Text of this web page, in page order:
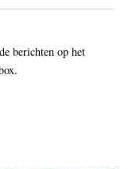
berichten op het